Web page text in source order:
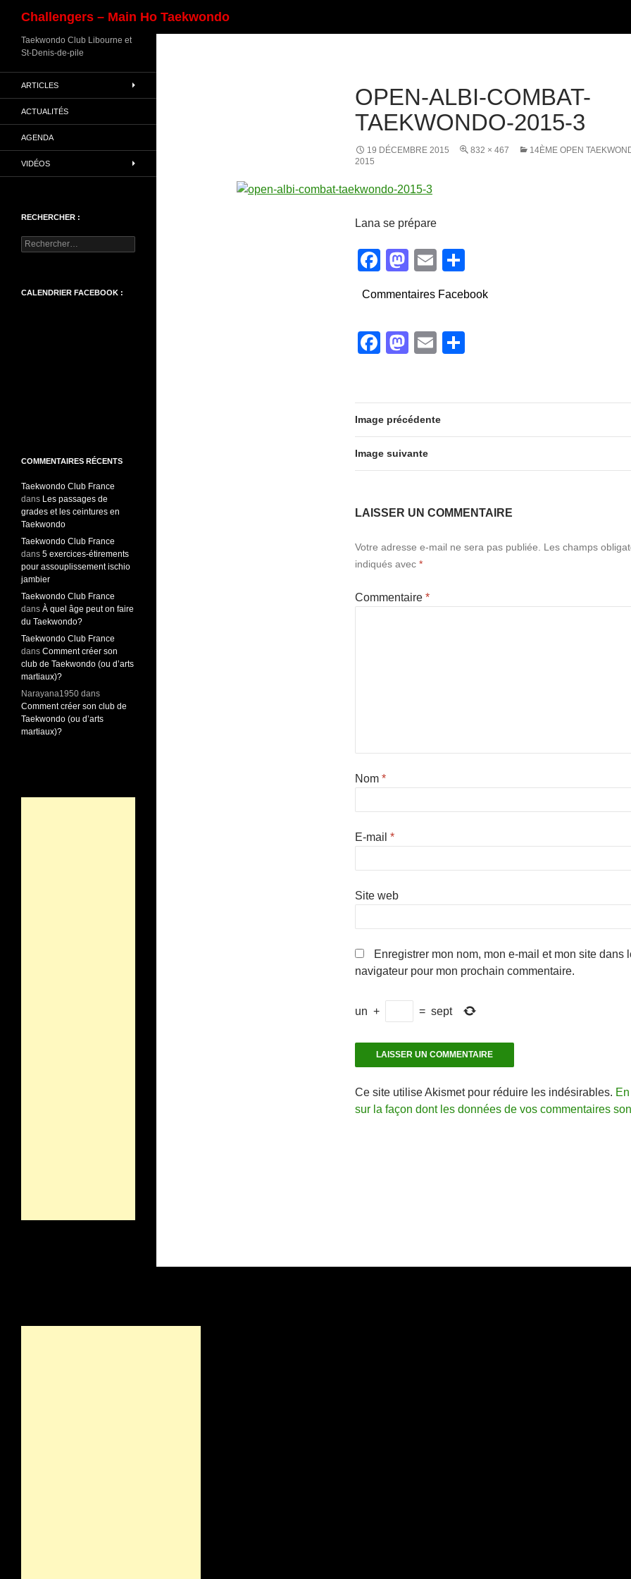
Aller
contenu
Challengers – Main Ho Taekwondo
OPEN-ALBI-COMBAT-
TAEKWONDO-2015-3
19 DÉCEMBRE 2015 832 × 467
14ÈME OPEN
2015
Lana se prépare
F
c
e
b
k
M
st
o
d
E
ail ta
Commentaires Facebook
F
e
b
o
o
M
o
d
o
n
E
g
er
Image précédente
Image suivante
LAISSER UN COMMENTAIRE
Votre adresse e-mail ne sera pas publiée.
Les champs
indiqués avec *
Commentaire *
Nom *
E-mail *
Site web
Enregistrer mon nom, mon e-mail et mon site dans
navigateur pour mon prochain commentaire.
un + = sept
Ce site utilise Akismet pour réduire les indésirables.
sur la façon dont les données de vos commentaires
Taekwondo Club Libourne et
St-Denis-de-pile
ARTICLES
ACTUALITÉS
AGENDA
VIDÉOS
RECHERCHER :
Rechercher :
CALENDRIER FACEBOOK :
COMMENTAIRES RÉCENTS
Taekwondo Club France
dans Les passages de
grades et les ceintures en
Taekwondo
Taekwondo Club France
dans 5 exercices-étirements
pour assouplissement ischio
jambier
Taekwondo Club France
dans À quel âge peut on faire
du Taekwondo?
Taekwondo Club France
dans Comment créer son
club de Taekwondo (ou d’arts
martiaux)?
Narayana1950 dans
Comment créer son club de
Taekwondo (ou d’arts
martiaux)?